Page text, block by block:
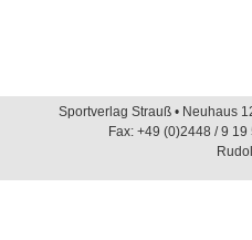
Sportverlag Strauß • Neuhaus
Fax: +49 (0)2448 / 9